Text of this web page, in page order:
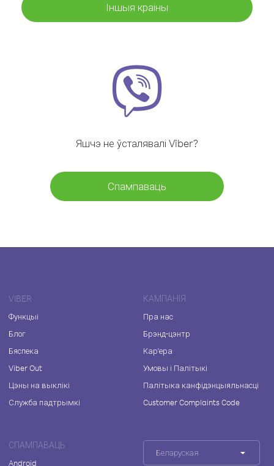
Іншыя краіны
Яшчэ не ўсталявалі Viber?
Спампаваць
VIBER
Функцыі
Блог
Бяспека
Viber Out
Цэны на выклікі
Служба падтрымкі
КАМПАНІЯ
Пра нас
Брэнд-цэнтр
Кар'ера
Умовы і Палітыкі
Палітыка канфідэнцыяльнасці
Customer Complaints Code
СПАМПАВАЦЬ
Android
Беларуская